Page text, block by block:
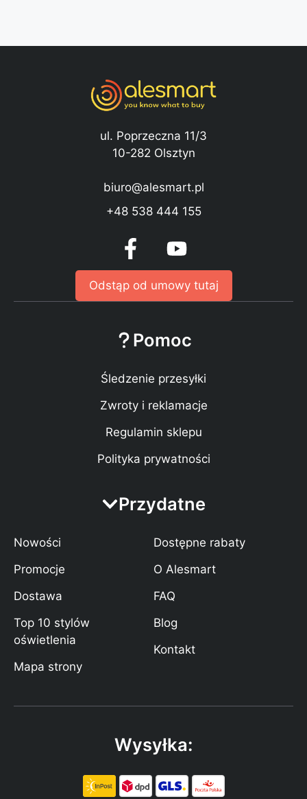
ul. Poprzeczna 11/3
10-282 Olsztyn
biuro@alesmart.pl
+48 538 444 155
Odstąp od umowy tutaj
Pomoc
Śledzenie przesyłki
Zwroty i reklamacje
Regulamin sklepu
Polityka prywatności
Przydatne
Nowości
Promocje
Dostawa
Top 10 stylów
oświetlenia
Mapa strony
Dostępne rabaty
O Alesmart
FAQ
Blog
Kontakt
Wysyłka: